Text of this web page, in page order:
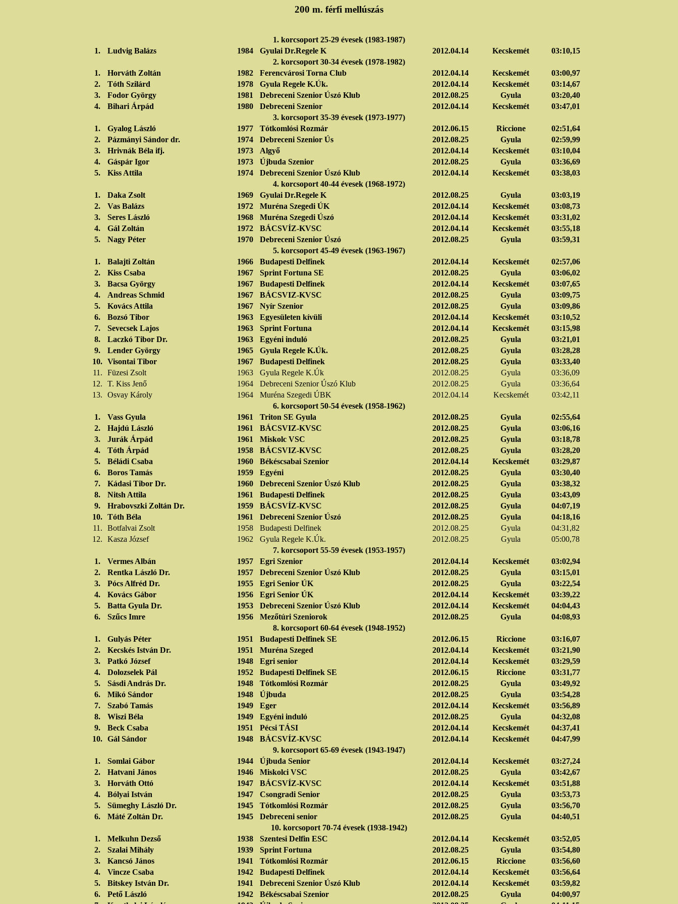
200 m. férfi mellúszás
1. korcsoport 25-29 évesek (1983-1987)
1.
Ludvig Balázs 1984 Gyulai Dr.Regele K 2012.04.14 Kecskemét
03:10,15
2. korcsoport 30-34 évesek (1978-1982)
1.
Horváth Zoltán 1982 Ferencvárosi Torna Club 2012.04.14 Kecskemét
03:00,97
2.
Tóth Szilárd 1978 Gyula Regele K.Úk. 2012.04.14 Kecskemét
03:14,67
3.
Fodor György 1981 Debreceni Szenior Úszó Klub 2012.08.25 Gyula
03:20,40
4.
Bihari Árpád 1980 Debreceni Szenior 2012.04.14 Kecskemét
03:47,01
3. korcsoport 35-39 évesek (1973-1977)
1.
Gyalog László 1977 Tótkomlósi Rozmár 2012.06.15 Riccione
02:51,64
2.
Pázmányi Sándor dr. 1974 Debreceni Szenior Ús 2012.08.25 Gyula
02:59,99
3.
Hrivnák Béla ifj. 1973 Algyő 2012.04.14 Kecskemét
03:10,04
4.
Gáspár Igor 1973 Újbuda Szenior 2012.08.25 Gyula
03:36,69
5.
Kiss Attila 1974 Debreceni Szenior Úszó Klub 2012.04.14 Kecskemét
03:38,03
4. korcsoport 40-44 évesek (1968-1972)
1.
Daka Zsolt 1969 Gyulai Dr.Regele K 2012.08.25 Gyula
03:03,19
2.
Vas Balázs 1972 Muréna Szegedi ÚK 2012.04.14 Kecskemét
03:08,73
3.
Seres László 1968 Muréna Szegedi Úszó 2012.04.14 Kecskemét
03:31,02
4.
Gál Zoltán 1972 BÁCSVÍZ-KVSC 2012.04.14 Kecskemét
03:55,18
5.
Nagy Péter 1970 Debreceni Szenior Úszó 2012.08.25 Gyula
03:59,31
5. korcsoport 45-49 évesek (1963-1967)
1.
Balajti Zoltán 1966 Budapesti Delfinek 2012.04.14 Kecskemét
02:57,06
2.
Kiss Csaba 1967 Sprint Fortuna SE 2012.08.25 Gyula
03:06,02
3.
Bacsa György 1967 Budapesti Delfinek 2012.04.14 Kecskemét
03:07,65
4.
Andreas Schmid 1967 BÁCSVIZ-KVSC 2012.08.25 Gyula
03:09,75
5.
Kovács Attila 1967 Nyír Szenior 2012.08.25 Gyula
03:09,86
6.
Bozsó Tibor 1963 Egyesületen kívüli 2012.04.14 Kecskemét
03:10,52
7.
Sevecsek Lajos 1963 Sprint Fortuna 2012.04.14 Kecskemét
03:15,98
8.
Laczkó Tibor Dr. 1963 Egyéni induló 2012.08.25 Gyula
03:21,01
9.
Lender György 1965 Gyula Regele K.Úk. 2012.08.25 Gyula
03:28,28
10. Visontai Tibor 1967 Budapesti Delfinek 2012.08.25 Gyula
03:33,40
11.
Füzesi Zsolt 1963 Gyula Regele K.Úk 2012.08.25 Gyula
03:36,09
12.
T. Kiss Jenő 1964 Debreceni Szenior Úszó Klub 2012.08.25 Gyula
03:36,64
13.
Osvay Károly 1964 Muréna Szegedi ÚBK 2012.04.14 Kecskemét
03:42,11
6. korcsoport 50-54 évesek (1958-1962)
1.
Vass Gyula 1961 Triton SE Gyula 2012.08.25 Gyula
02:55,64
2.
Hajdú László 1961 BÁCSVIZ-KVSC 2012.08.25 Gyula
03:06,16
3.
Jurák Árpád 1961 Miskolc VSC 2012.08.25 Gyula
03:18,78
4.
Tóth Árpád 1958 BÁCSVIZ-KVSC 2012.08.25 Gyula
03:28,20
5.
Béládi Csaba 1960 Békéscsabai Szenior 2012.04.14 Kecskemét
03:29,87
6.
Boros Tamás 1959 Egyéni 2012.08.25 Gyula
03:30,40
7.
Kádasi Tibor Dr. 1960 Debreceni Szenior Úszó Klub 2012.08.25 Gyula
03:38,32
8.
Nitsh Attila 1961 Budapesti Delfinek 2012.08.25 Gyula
03:43,09
9.
Hrabovszki Zoltán Dr. 1959 BÁCSVÍZ-KVSC 2012.08.25 Gyula
04:07,19
10. Tóth Béla 1961 Debreceni Szenior Úszó 2012.08.25 Gyula
04:18,16
11.
Botfalvai Zsolt 1958 Budapesti Delfinek 2012.08.25 Gyula
04:31,82
12.
Kasza József 1962 Gyula Regele K.Úk. 2012.08.25 Gyula
05:00,78
7. korcsoport 55-59 évesek (1953-1957)
1.
Vermes Albán 1957 Egri Szenior 2012.04.14 Kecskemét
03:02,94
2.
Rentka László Dr. 1957 Debreceni Szenior Úszó Klub 2012.08.25 Gyula
03:15,01
3.
Pócs Alfréd Dr. 1955 Egri Senior ÚK 2012.08.25 Gyula
03:22,54
4.
Kovács Gábor 1956 Egri Senior ÚK 2012.04.14 Kecskemét
03:39,22
5.
Batta Gyula Dr. 1953 Debreceni Szenior Úszó Klub 2012.04.14 Kecskemét
04:04,43
6.
Szűcs Imre 1956 Mezőtúri Szeniorok 2012.08.25 Gyula
04:08,93
8. korcsoport 60-64 évesek (1948-1952)
1.
Gulyás Péter 1951 Budapesti Delfinek SE 2012.06.15 Riccione
03:16,07
2.
Kecskés István Dr. 1951 Muréna Szeged 2012.04.14 Kecskemét
03:21,90
3.
Patkó József 1948 Egri senior 2012.04.14 Kecskemét
03:29,59
4.
Dolozselek Pál 1952 Budapesti Delfinek SE 2012.06.15 Riccione
03:31,77
5.
Sásdi András Dr. 1948 Tótkomlósi Rozmár 2012.08.25 Gyula
03:49,92
6.
Mikó Sándor 1948 Újbuda 2012.08.25 Gyula
03:54,28
7.
Szabó Tamás 1949 Eger 2012.04.14 Kecskemét
03:56,89
8.
Wiszi Béla 1949 Egyéni induló 2012.08.25 Gyula
04:32,08
9.
Beck Csaba 1951 Pécsi TÁSI 2012.04.14 Kecskemét
04:37,41
10. Gál Sándor 1948 BÁCSVÍZ-KVSC 2012.04.14 Kecskemét
04:47,99
9. korcsoport 65-69 évesek (1943-1947)
1.
Somlai Gábor 1944 Újbuda Senior 2012.04.14 Kecskemét
03:27,24
2.
Hatvani János 1946 Miskolci VSC 2012.08.25 Gyula
03:42,67
3.
Horváth Ottó 1947 BÁCSVÍZ-KVSC 2012.04.14 Kecskemét
03:51,88
4.
Bólyai István 1947 Csongradi Senior 2012.08.25 Gyula
03:53,73
5.
Sümeghy László Dr. 1945 Tótkomlósi Rozmár 2012.08.25 Gyula
03:56,70
6.
Máté Zoltán Dr. 1945 Debreceni senior 2012.08.25 Gyula
04:40,51
10. korcsoport 70-74 évesek (1938-1942)
1.
Melkuhn Dezső 1938 Szentesi Delfin ESC 2012.04.14 Kecskemét
03:52,05
2.
Szalai Mihály 1939 Sprint Fortuna 2012.08.25 Gyula
03:54,80
3.
Kancsó János 1941 Tótkomlósi Rozmár 2012.06.15 Riccione
03:56,60
4.
Vincze Csaba 1942 Budapesti Delfinek 2012.04.14 Kecskemét
03:56,64
5.
Bitskey István Dr. 1941 Debreceni Szenior Úszó Klub 2012.04.14 Kecskemét
03:59,82
6.
Pető László 1942 Békéscsabai Szenior 2012.08.25 Gyula
04:00,97